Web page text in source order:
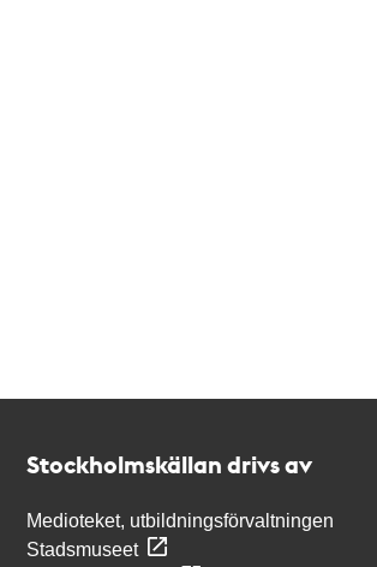
Stockholmskällan drivs av
Medioteket, utbildningsförvaltningen
Stadsmuseet